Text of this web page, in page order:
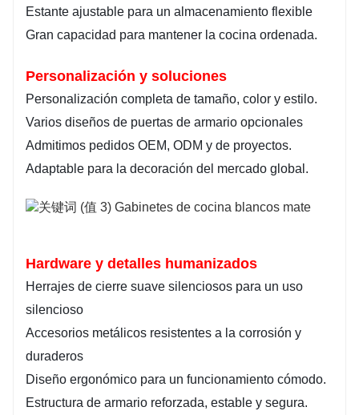
Estante ajustable para un almacenamiento flexible
Gran capacidad para mantener la cocina ordenada.
Personalización y soluciones
Personalización completa de tamaño, color y estilo.
Varios diseños de puertas de armario opcionales
Admitimos pedidos OEM, ODM y de proyectos.
Adaptable para la decoración del mercado global.
Hardware y detalles humanizados
Herrajes de cierre suave silenciosos para un uso
silencioso
Accesorios metálicos resistentes a la corrosión y
duraderos
Diseño ergonómico para un funcionamiento cómodo.
Estructura de armario reforzada, estable y segura.